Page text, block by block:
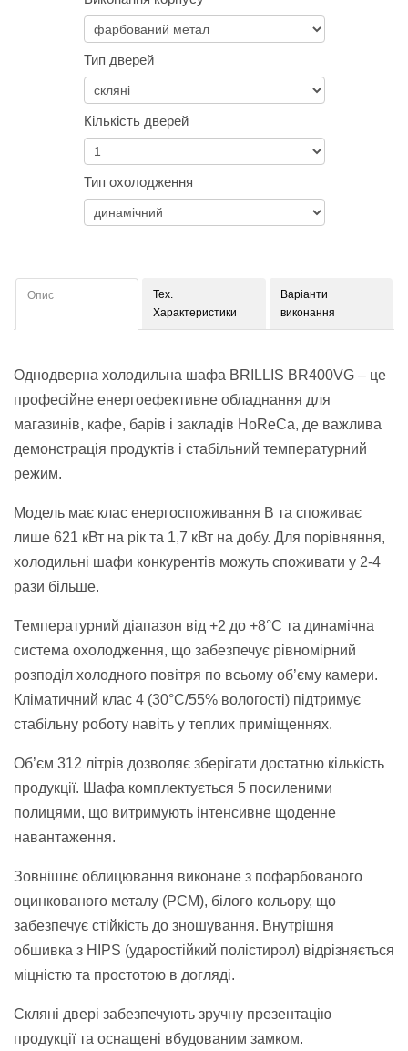
Тип дверей
Кількість дверей
Тип охолодження
Опис
Тех.
Характеристики
Варіанти
виконання
Однодверна холодильна шафа BRILLIS BR400VG – це
професійне енергоефективне обладнання для
магазинів, кафе, барів і закладів HoReCa, де важлива
демонстрація продуктів і стабільний температурний
режим.
Модель має клас енергоспоживання B та споживає
лише 621 кВт на рік та 1,7 кВт на добу. Для порівняння,
холодильні шафи конкурентів можуть споживати у 2-4
рази більше.
Температурний діапазон від +2 до +8°C та динамічна
система охолодження, що забезпечує рівномірний
розподіл холодного повітря по всьому об’єму камери.
Кліматичний клас 4 (30°C/55% вологості) підтримує
стабільну роботу навіть у теплих приміщеннях.
Об’єм 312 літрів дозволяє зберігати достатню кількість
продукції. Шафа комплектується 5 посиленими
полицями, що витримують інтенсивне щоденне
навантаження.
Зовнішнє облицювання виконане з пофарбованого
оцинкованого металу (PCM), білого кольору, що
забезпечує стійкість до зношування. Внутрішня
обшивка з HIPS (ударостійкий полістирол) відрізняється
міцністю та простотою в догляді.
Скляні двері забезпечують зручну презентацію
продукції та оснащені вбудованим замком.